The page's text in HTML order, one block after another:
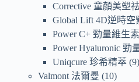
Corrective 童顏美塑
Global Lift 4D逆時空
Power C+ 勁量維生
Power Hyaluronic 勁
Uniqcure 珍希精萃 9
Valmont 法爾曼
10